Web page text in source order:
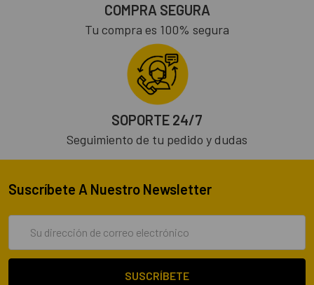
COMPRA SEGURA
Tu compra es 100% segura
SOPORTE 24/7
Seguimiento de tu pedido y dudas
Suscríbete A Nuestro Newsletter
correo